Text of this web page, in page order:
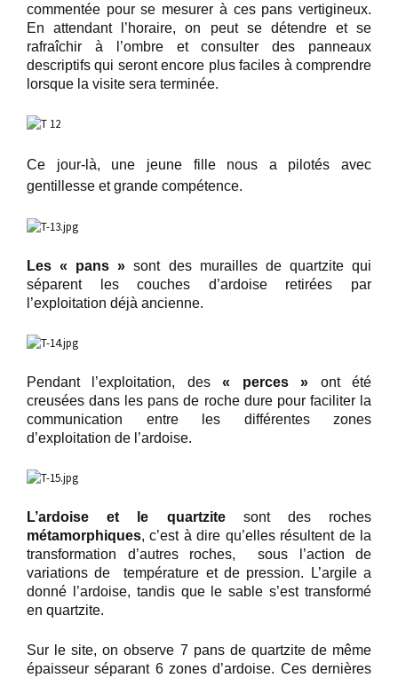
commentée pour se mesurer à ces pans vertigineux.
En attendant l’horaire, on peut se détendre et se
rafraîchir à l’ombre et consulter des panneaux
descriptifs qui seront encore plus faciles à comprendre
lorsque la visite sera terminée.
Ce jour-là, une jeune fille nous a pilotés avec
gentillesse et grande compétence.
Les « pans » sont des murailles de quartzite qui
séparent les couches d’ardoise retirées par
l’exploitation déjà ancienne.
Pendant l’exploitation, des« perces » ont été
creusées dans les pans de roche dure pour faciliter la
communication entre les différentes zones
d’exploitation de l’ardoise.
L’ardoise et le quartzitesont des roches
métamorphiques, c’est à dire qu’elles résultent de la
transformation d’autres roches, sous l’action de
variations de température et de pression. L’argile a
donné l’ardoise, tandis que le sable s’est transformé
en quartzite.
Sur le site, on observe 7 pans de quartzite de même
épaisseur séparant 6 zones d’ardoise. Ces dernières